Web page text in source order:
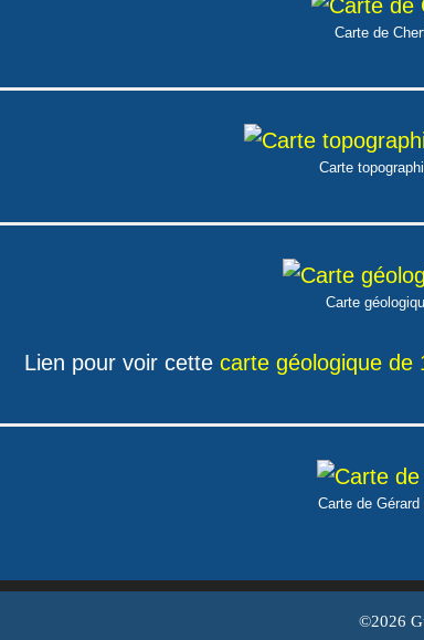
Carte de
Carte
Carte
Lien pour voir cette carte géologique de
Carte de
©2026